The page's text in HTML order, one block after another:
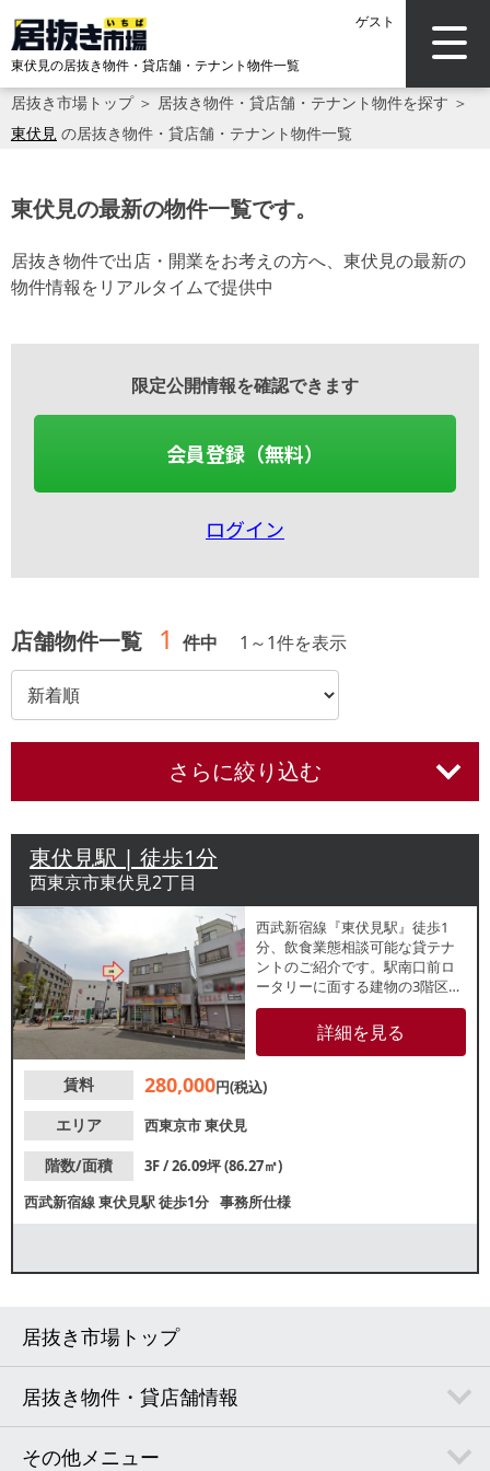
ゲスト
東伏見の居抜き物件・貸店舗・テナント物件一覧
居抜き市場トップ＞ 居抜き物件・貸店舗・テナント物件を探す ＞
東伏見 の居抜き物件・貸店舗・テナント物件一覧
東伏見の最新の物件一覧です。
居抜き物件で出店・開業をお考えの方へ、東伏見の最新の
物件情報をリアルタイムで提供中
限定公開情報を確認できます
会員登録（無料）
ログイン
店舗物件一覧 1 件中 1 ～1件を表示
さらに絞り込む
東伏見駅 | 徒歩1分
西東京市東伏見2丁目
西武新宿線『東伏見駅』徒歩1
分、飲食業態相談可能な貸テナ
ントのご紹介です。駅南口前ロ
ータリーに面する建物の3階区画
で、駅利用者の認知度良好！地
域に根差した店舗や事務所とし
ての利用に最適です。まずはお
詳細を見る
賃料 280,000円(税込)
エリア
西東京市東伏見
階数/面積
3F / 26.09坪 (86.27㎡)
西武新宿線東伏見駅徒歩1分 事務所仕様
居抜き市場トップ
居抜き物件・貸店舗情報
その他メニュー